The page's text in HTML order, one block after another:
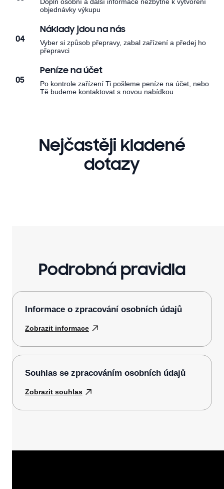
Doplň osobní a další informace nezbytné k vytvoření
objednávky výkupu
04
Náklady jdou na nás
Vyber si způsob přepravy, zabal zařízení a předej ho
přepravci
05
Peníze na účet
Po kontrole zařízení Ti pošleme peníze na účet, nebo
Tě budeme kontaktovat s novou nabídkou
Nejčastěji kladené
dotazy
Podrobná pravidla
Informace o zpracování osobních údajů
Zobrazit informace
Souhlas se zpracováním osobních údajů
Zobrazit souhlas